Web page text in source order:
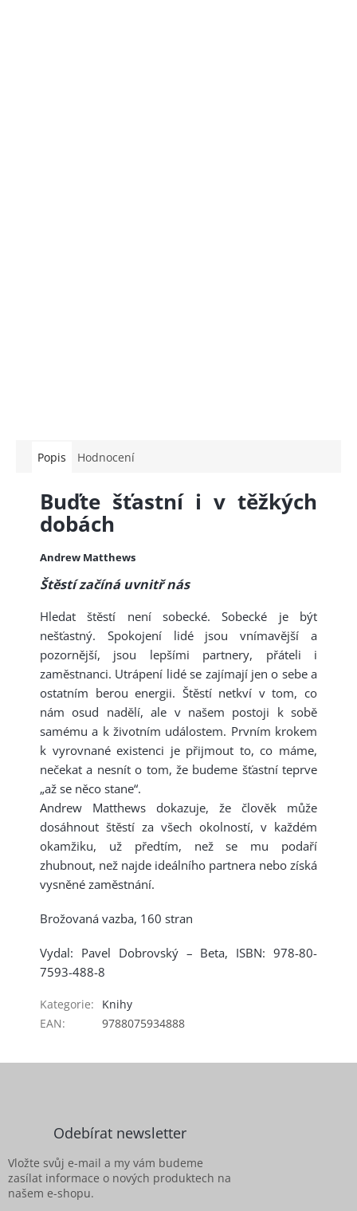
Popis Hodnocení
Buďte šťastní i v těžkých
dobách
Andrew Matthews
Štěstí začíná uvnitř nás
Hledat štěstí není sobecké. Sobecké je být
nešťastný. Spokojení lidé jsou vnímavější a
pozornější, jsou lepšími partnery, přáteli i
zaměstnanci. Utrápení lidé se zajímají jen o sebe a
ostatním berou energii. Štěstí netkví v tom, co
nám osud nadělí, ale v našem postoji k sobě
samému a k životním událostem. Prvním krokem
k vyrovnané existenci je přijmout to, co máme,
nečekat a nesnít o tom, že budeme šťastní teprve
„až se něco stane“.
Andrew Matthews dokazuje, že člověk může
dosáhnout štěstí za všech okolností, v každém
okamžiku, už předtím, než se mu podaří
zhubnout, než najde ideálního partnera nebo získá
vysněné zaměstnání.
Brožovaná vazba, 160 stran
Vydal: Pavel Dobrovský – Beta, ISBN: 978-80-
7593-488-8
Kategorie:
Knihy
EAN: 9788075934888
Odebírat newsletter
Vložte svůj e-mail a my vám budeme
zasílat informace o nových produktech na
našem e-shopu.